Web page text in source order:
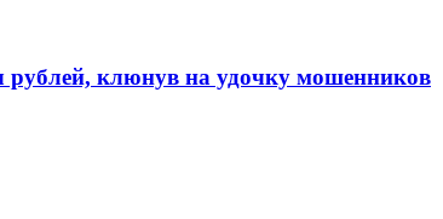
рублей, клюнув на удочку мошенников